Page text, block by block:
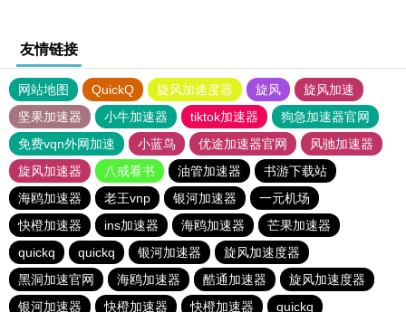
友情链接
网站地图 QuickQ 旋风加速度器 旋风
旋风加速
坚果加速器
小牛加速器 tiktok加速器
狗急加速器官网
免费vqn外网加速
小蓝鸟 优途加速器官网
风驰加速器
旋风加速器
八戒看书 油管加速器
书游下载站
海鸥加速器
老王vnp 银河加速器
一元机场
快橙加速器
ins加速器 海鸥加速器
芒果加速器
quickq
quickq 银河加速器
旋风加速度器
黑洞加速官网
海鸥加速器 酷通加速器
旋风加速度器
银河加速器
快橙加速器 快橙加速器 quickq